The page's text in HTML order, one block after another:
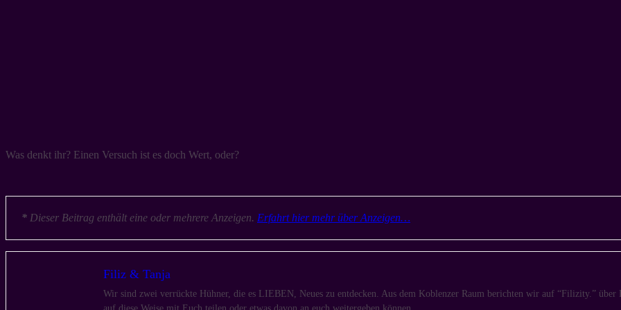
Was denkt ihr? Einen Versuch ist es doch Wert, oder?
* Dieser Beitrag enthält eine oder mehrere Anzeigen. Erfahrt hier mehr über Anzeigen…
Filiz & Tanja
Wir sind zwei verrückte Hühner, die es LIEBEN, Neues zu entdecken. Aus dem Koblenzer Raum berichten wir auf “Filizity.” über